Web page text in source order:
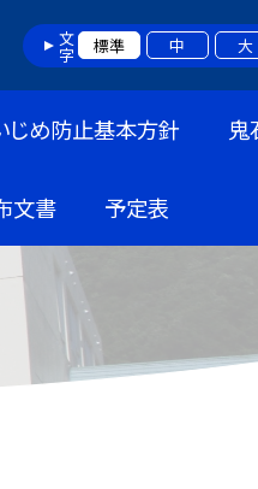
文字 標準 中 大
じめ防止基本方針 鬼
文書 予定表